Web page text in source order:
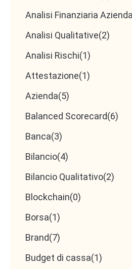
Analisi Finanziaria
Analisi Qualitative(2)
Analisi Rischi(1)
Attestazione(1)
Azienda(5)
Balanced Scorecard(6)
Banca(3)
Bilancio(4)
Bilancio Qualitativo(2)
Blockchain(0)
Borsa(1)
Brand(7)
Budget di cassa(1)